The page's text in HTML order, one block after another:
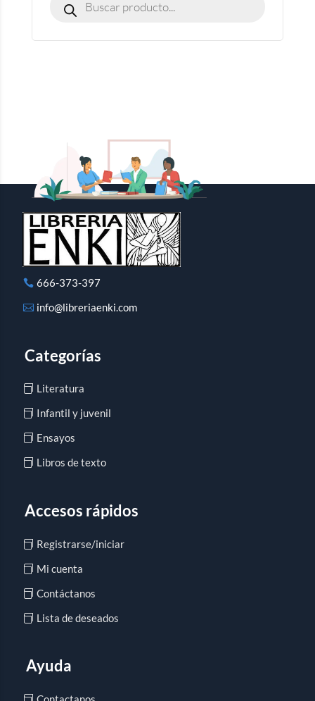
666-373-397
info@libreriaenki.com
Categorías
Literatura
Infantil y juvenil
Ensayos
Libros de texto
Accesos rápidos
Registrarse/iniciar
Mi cuenta
Contáctanos
Lista de deseados
Ayuda